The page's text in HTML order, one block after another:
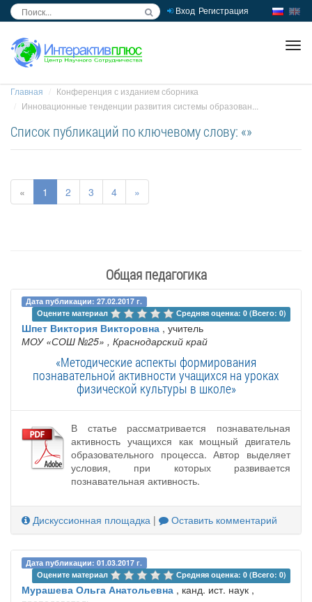
Вход Регистрация
Главная
Конференция с изданием сборника
Инновационные тенденции развития системы образован...
Список публикаций по ключевому слову: «»
« 1 2 3 4 »
Общая педагогика
Дата публикации: 27.02.2017 г.
Оцените материал
Средняя оценка: 0 (Всего: 0)
Шпет Виктория Викторовна , учитель
МОУ «СОШ №25» , Краснодарский край
«Методические аспекты формирования
познавательной активности учащихся на уроках
физической культуры в школе»
В статье рассматривается познавательная
активность учащихся как мощный двигатель
образовательного процесса. Автор выделяет
условия, при которых развивается
познавательная активность.
Дискуссионная площадка | Оставить комментарий
Дата публикации: 01.03.2017 г.
Оцените материал
Средняя оценка: 0 (Всего: 0)
Мурашева Ольга Анатольевна , канд. ист. наук ,